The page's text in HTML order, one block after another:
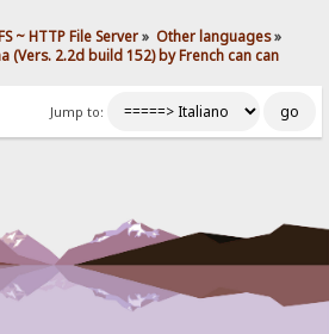
~ HTTP File Server» Other languages»
(Vers. 2.2d build 152) by French can can
Jump to: